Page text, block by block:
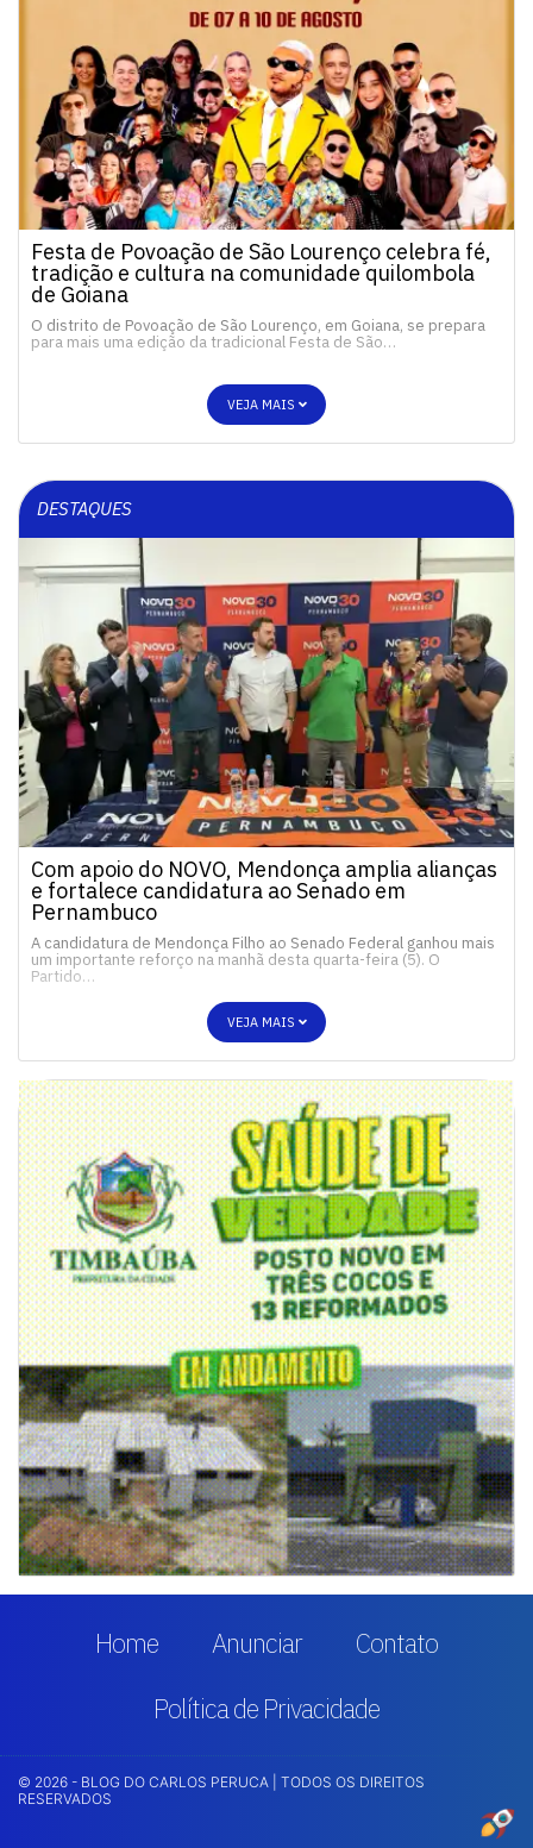
Festa de Povoação de São Lourenço celebra fé,
tradição e cultura na comunidade quilombola
de Goiana
O distrito de Povoação de São Lourenço, em Goiana, se prepara
para mais uma edição da tradicional Festa de São…
VEJA MAIS
DESTAQUES
Com apoio do NOVO, Mendonça amplia alianças
e fortalece candidatura ao Senado em
Pernambuco
A candidatura de Mendonça Filho ao Senado Federal ganhou mais
um importante reforço na manhã desta quarta-feira (5). O
Partido…
VEJA MAIS
Home Anunciar
Contato
Política de Privacidade
© 2026 - BLOG DO CARLOS PERUCA | TODOS OS DIREITOS
RESERVADOS